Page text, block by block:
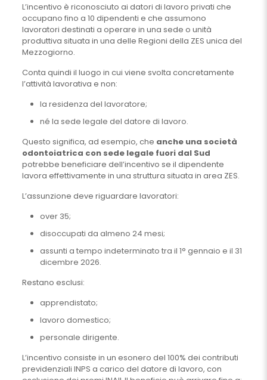
L’incentivo è riconosciuto ai datori di lavoro privati che
occupano fino a 10 dipendenti e che assumono
lavoratori destinati a operare in una sede o unità
produttiva situata in una delle Regioni della ZES unica del
Mezzogiorno.
Conta quindi il luogo in cui viene svolta concretamente
l’attività lavorativa e non:
la residenza del lavoratore;
né la sede legale del datore di lavoro.
Questo significa, ad esempio, che anche una società
odontoiatrica con sede legale fuori dal Sud
potrebbe beneficiare dell’incentivo se il dipendente
lavora effettivamente in una struttura situata in area ZES.
L’assunzione deve riguardare lavoratori:
over 35;
disoccupati da almeno 24 mesi;
assunti a tempo indeterminato tra il 1° gennaio e il 31
dicembre 2026.
Restano esclusi:
apprendistato;
lavoro domestico;
personale dirigente.
L’incentivo consiste in un esonero del 100% dei contributi
previdenziali INPS a carico del datore di lavoro, con